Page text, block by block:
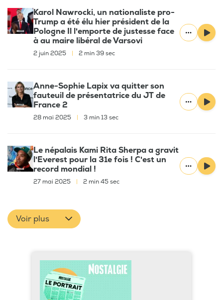
Karol Nawrocki, un nationaliste pro-
Trump a été élu hier président de la
Pologne Il l'emporte de justesse face
à au maire libéral de Varsovi
2 juin 2025 2 min 39 sec
Anne-Sophie Lapix va quitter son
fauteuil de présentatrice du JT de
France 2
28 mai 2025 3 min 13 sec
Le népalais Kami Rita Sherpa a gravit
l'Everest pour la 31e fois ! C'est un
record mondial !
27 mai 2025 2 min 45 sec
Voir plus